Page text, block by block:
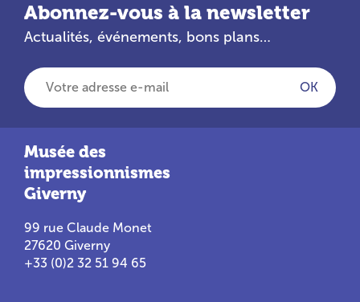
Abonnez-vous à la newsletter
Actualités, événements, bons plans…
Votre adresse e-mail
OK
Musée des
impressionnismes
Giverny
99 rue Claude Monet
27620 Giverny
+33 (0)2 32 51 94 65